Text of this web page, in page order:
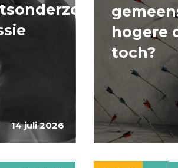
14 juli 2026
hogere
toch?